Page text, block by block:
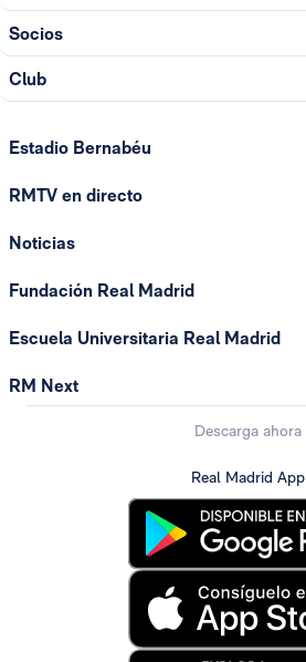
Socios
Club
Estadio Bernabéu
RMTV en directo
Noticias
Fundación Real Madrid
Escuela Universitaria Real Madrid
RM Next
Descarga ahora
Real Madrid App